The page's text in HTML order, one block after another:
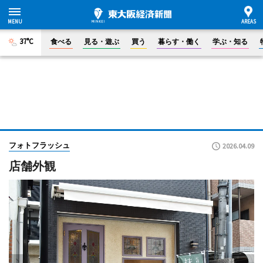
37°C 食べる 見る・遊ぶ 買う 暮らす・働く 学ぶ・知る
フォトフラッシュ 2026.04.09
店舗外観